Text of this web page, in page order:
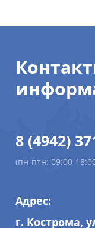
8 (4942)
(пн-птн: 09:00-
Адрес:
г. Кострома,